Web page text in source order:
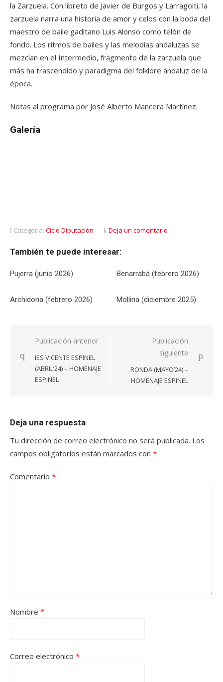
la Zarzuela. Con libreto de Javier de Burgos y Larragoiti, la
zarzuela narra una historia de amor y celos con la boda del
maestro de baile gaditano Luis Alonso como telón de
fondo. Los ritmos de bailes y las melodías andaluzas se
mezclan en el Intermedio, fragmento de la zarzuela que
más ha trascendido y paradigma del folklore andaluz de la
época.
Notas al programa por José Alberto Mancera Martínez.
Galería
Categoría: Ciclo Diputación Deja un comentario
También te puede interesar:
Pujerra (junio 2026) Benarrabá (febrero 2026)
Archidona (febrero 2026) Mollina (diciembre 2025)
Navegación
de
entradas
Publicación anterior
IES VICENTE ESPINEL
(ABRIL’24) – HOMENAJE
ESPINEL
Publicación
siguiente
RONDA (MAYO’24) –
HOMENAJE ESPINEL
Deja una respuesta
Tu dirección de correo electrónico no será publicada. Los
campos obligatorios están marcados con *
Comentario *
Nombre *
Correo electrónico *